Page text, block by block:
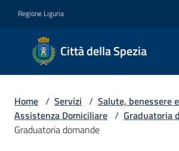
Regione Liguria
Città della Spezia
Città
della
Medaglia
d'oro al
Home / Servizi / Salute, benessere
Assistenza Domiciliare / Graduatoria
Graduatoria domande